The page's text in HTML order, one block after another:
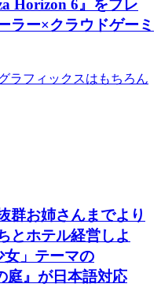
Horizon 6』をプレ
ラー×クラウドゲーミ
ラフィックスはもちろん
群お姉さんまでより
とホテル経営しよ
女」テーマの
庭』が日本語対応